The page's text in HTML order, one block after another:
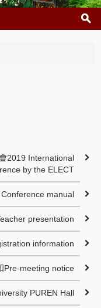
2019 International
by the ELECT
manual
presentation
information
Pre-meeting notice
PUREN Hall